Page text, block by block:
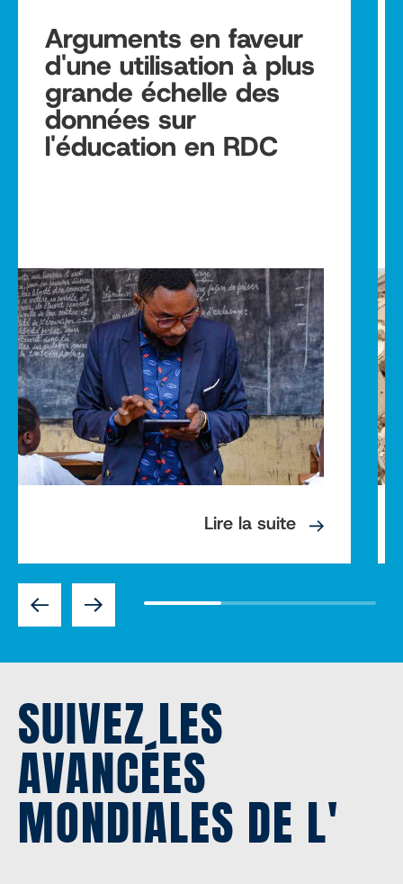
Previous
Arguments en faveur
d'une utilisation à plus
grande échelle des
données sur
l'éducation en RDC
Lire la suite
Next
SUIVEZ LES
AVANCÉES
MONDIALES DE L'